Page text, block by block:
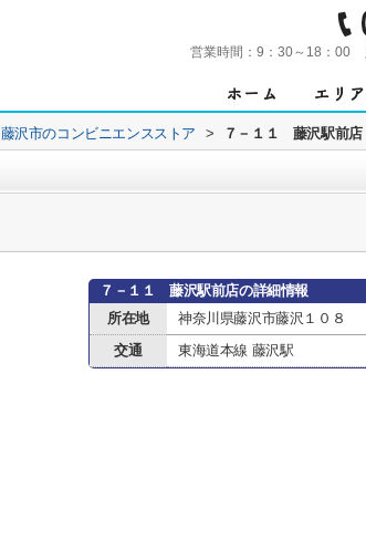
営業時間： 9：30～18：00
藤沢市のコンビニエンスストア > ７－１１ 藤沢駅前店
７－１１ 藤沢駅前店の詳細情報
所在地
神奈川県藤沢市藤沢１０８
交通 東海道本線 藤沢駅